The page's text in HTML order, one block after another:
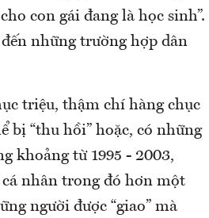
con gái đang là học sinh”.
những trường hợp dân
triệu, thậm chí hàng chục
bị “thu hồi” hoặc, có những
khoảng từ 1995 - 2003,
cá nhân trong đó hơn một
người được “giao” mà